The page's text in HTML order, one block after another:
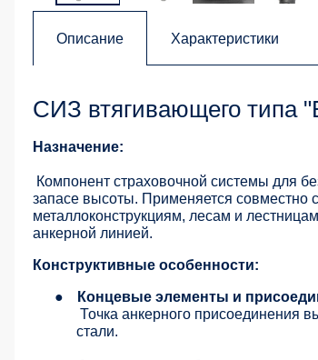
Описание Характеристики
СИЗ втягивающего типа
Назначение:
Компонент страховочной системы для
запасе высоты. Применяется совместно
металлоконструкциям, лесам и
анкерной линией.
Конструктивные особенности:
●
Концевые элементы и
Точка анкерного присоединения
стали.